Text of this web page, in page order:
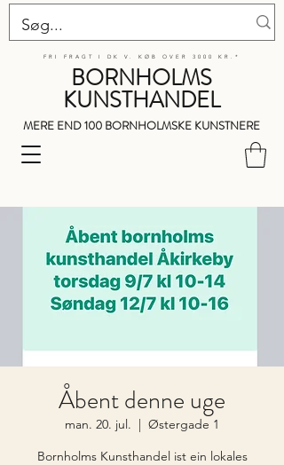
BORNHOLMS
KUNSTHANDEL
MERE END 100 BORNHOLMSKE KUNSTNERE
FRI FRAGT I DK V. KØB OVER 3000 KR.*
Åbent denne uge
man. 20. jul.
  |
Østergade 1
Bornholms Kunsthandel ist ein lokales